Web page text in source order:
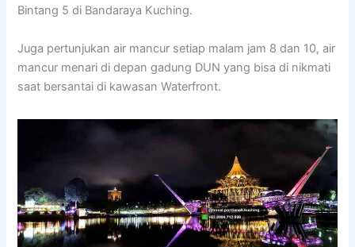
Bintang 5 di Bandaraya Kuching.
Juga pertunjukan air mancur setiap malam jam 8 dan 10, air
mancur menari di depan gadung DUN yang bisa di nikmati
saat bersantai di kawasan Waterfront.